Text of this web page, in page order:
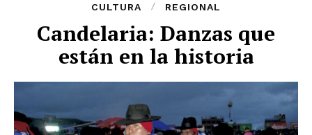
CULTURA REGIONAL
Candelaria: Danzas que
están en la historia